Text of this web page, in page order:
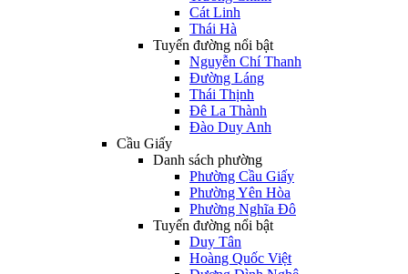
Cát Linh
Thái Hà
Tuyến đường nổi bật
Nguyễn Chí Thanh
Đường Láng
Thái Thịnh
Đê La Thành
Đào Duy Anh
Cầu Giấy
Danh sách phường
Phường Cầu Giấy
Phường Yên Hòa
Phường Nghĩa Đô
Tuyến đường nổi bật
Duy Tân
Hoàng Quốc Việt